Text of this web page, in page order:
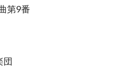
第9番
団